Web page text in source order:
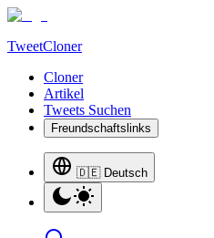
TweetCloner
Cloner
Artikel
Tweets Suchen
Freundschaftslinks
🇩🇪 Deutsch